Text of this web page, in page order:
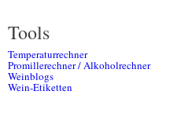
Tools
Temperaturrechner
Promillerechner / Alkoholrechner
Weinblogs
Wein-Etiketten